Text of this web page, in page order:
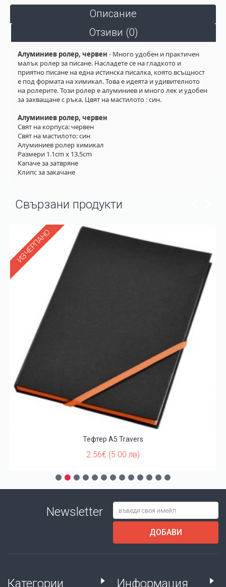
Описание
Отзиви (0)
Алуминиев ролер, червен - Много удобен и практичен
малък ролер за писане. Насладете се на гладкото и
приятно писане на една истинска писалка, която всъщност
е под формата на химикал. Това е идеята и удивителното
на ролерите. Този ролер е алуминиев и много лек и удобен
за захващане с ръка. Цвят на мастилото : син.
Алуминиев ролер, червен
Свят на корпуса: червен
Свят на мастилото: син
Алуминиев ролер химикал
Размери 1.1cm x 13.5cm
Капаче за затвряне
Клипс за закачане
Свързани продукти
ИЗЧЕРПАНО
Тефтер А5 Travers
2.56€ (5.00 лв)
Newsletter
ДОБАВИ
Категории Информация